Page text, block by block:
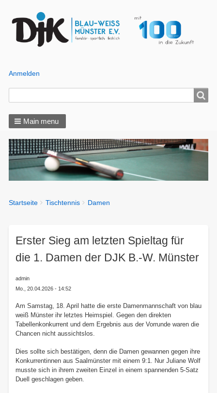
Benutzer
Menü
Anmelden
Main menu
Breadcrumbs
You
Startseite Tischtennis Damen
Erster Sieg am letzten Spieltag für
die 1. Damen der DJK B.-W. Münster
admin
Mo., 20.04.2026 - 14:52
Am Samstag, 18. April hatte die erste Damenmannschaft von blau
weiß Münster ihr letztes Heimspiel. Gegen den direkten
Tabellenkonkurrent und dem Ergebnis aus der Vorrunde waren die
Chancen nicht aussichtslos.
Dies sollte sich bestätigen, denn die Damen gewannen gegen ihre
Konkurrentinnen aus Saalmünster mit einem 9:1. Nur Juliane Wolf
musste sich in ihrem zweiten Einzel in einem spannenden 5-Satz
Duell geschlagen geben.